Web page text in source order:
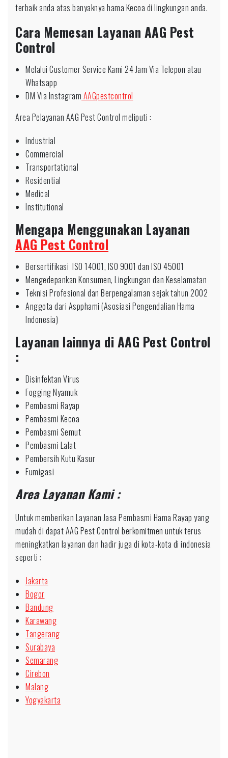
terbaik anda atas banyaknya hama Kecoa di lingkungan anda.
Cara Memesan Layanan AAG Pest
Control
Melalui Customer Service Kami 24 Jam Via Telepon atau
Whatsapp
DM Via Instagram AAGpestcontrol
Area Pelayanan AAG Pest Control meliputi :
Industrial
Commercial
Transportational
Residential
Medical
Institutional
Mengapa Menggunakan Layanan
AAG Pest Control
Bersertifikasi ISO 14001, ISO 9001 dan ISO 45001
Mengedepankan Konsumen, Lingkungan dan Keselamatan
Teknisi Profesional dan Berpengalaman sejak tahun 2002
Anggota dari Aspphami (Asosiasi Pengendalian Hama
Indonesia)
Layanan lainnya di AAG Pest Control
:
Disinfektan Virus
Fogging Nyamuk
Pembasmi Rayap
Pembasmi Kecoa
Pembasmi Semut
Pembasmi Lalat
Pembersih Kutu Kasur
Fumigasi
Area Layanan Kami :
Untuk memberikan Layanan Jasa Pembasmi Hama Rayap yang
mudah di dapat AAG Pest Control berkomitmen untuk terus
meningkatkan layanan dan hadir juga di kota-kota di indonesia
seperti :
Jakarta
Bogor
Bandung
Karawang
Tangerang
Surabaya
Semarang
Cirebon
Malang
Yogyakarta